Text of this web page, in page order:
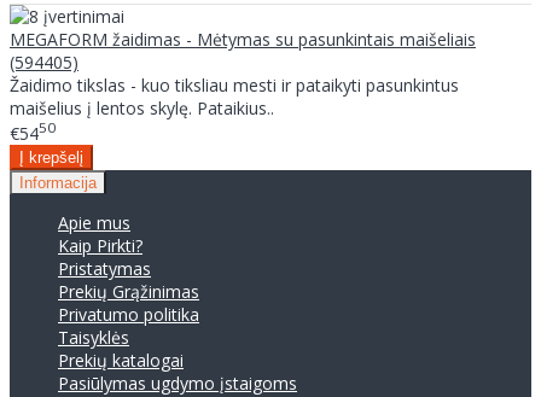
MEGAFORM žaidimas - Mėtymas su pasunkintais maišeliais
(594405)
Žaidimo tikslas - kuo tiksliau mesti ir pataikyti pasunkintus
maišelius į lentos skylę. Pataikius..
€5450
Informacija
Apie mus
Kaip Pirkti?
Pristatymas
Prekių Grąžinimas
Privatumo politika
Taisyklės
Prekių katalogai
Pasiūlymas ugdymo įstaigoms